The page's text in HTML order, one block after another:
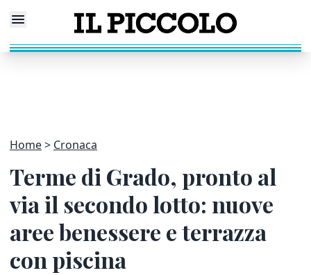
Home Cronaca
Terme di Grado, pronto al
via il secondo lotto: nuove
aree benessere e terrazza
con piscina